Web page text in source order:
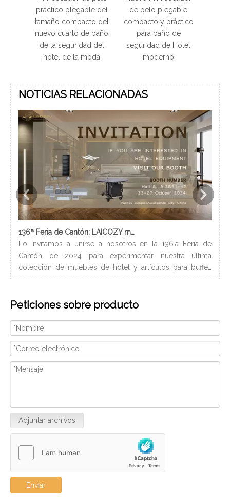
práctico plegable del
tamaño compacto del
nuevo cuarto de baño
de la seguridad del
hotel de la moda
de pelo plegable
compacto y práctico
para baño de
seguridad de Hotel
moderno
práctico
tamaño
NOTICIAS RELACIONADAS
136ª Feria de Cantón: LAICOZY muestra el futuro de los muebles de hotel y los artículos de buffet
Lo invitamos a unirse a nosotros en la 136.a Feria de
Cantón de 2024 para experimentar nuestra última
colección de muebles de hotel y artículos para buffet.
Esperamos conectarnos con profesionales de la industria,
por la artesanía de calidad y el diseño innovador.
Peticiones sobre producto
Adjuntar archivos
Enviar